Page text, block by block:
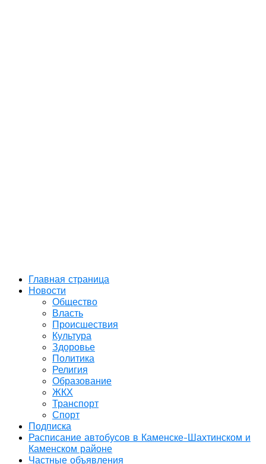
Главная страница
Новости
Общество
Власть
Происшествия
Культура
Здоровье
Политика
Религия
Образование
ЖКХ
Транспорт
Спорт
Подписка
Расписание автобусов в Каменске-Шахтинском и
Каменском районе
Частные объявления